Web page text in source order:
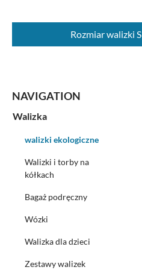
Rozmiar walizki S
Walizka
walizki ekologiczne
Walizki i torby na
kółkach
Bagaż podręczny
Wózki
Walizka dla dzieci
Zestawy walizek